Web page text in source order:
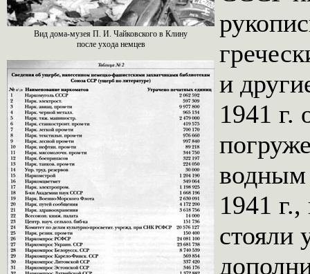
Вид дома-музея П. И. Чайковского в Клину
после ухода немцев
и
1941 г.
водным
1941
стояли